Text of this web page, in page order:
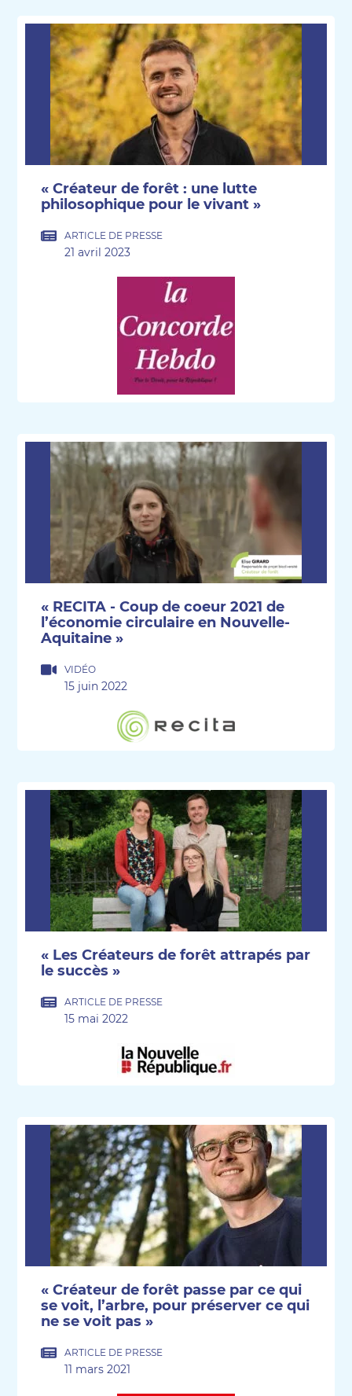
« Créateur de forêt : une lutte
philosophique pour le vivant »
ARTICLE DE PRESSE
21 avril 2023
« RECITA - Coup de coeur 2021 de
l’économie circulaire en Nouvelle-
Aquitaine »
VIDÉO
15 juin 2022
« Les Créateurs de forêt attrapés par
le succès »
ARTICLE DE PRESSE
15 mai 2022
« Créateur de forêt passe par ce qui
se voit, l’arbre, pour préserver ce qui
ne se voit pas »
ARTICLE DE PRESSE
11 mars 2021